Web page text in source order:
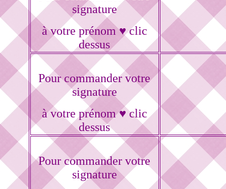
signature
à votre prénom ♥ clic
dessus
Pour commander votre
signature
à votre prénom ♥ clic
dessus
Pour commander votre
signature